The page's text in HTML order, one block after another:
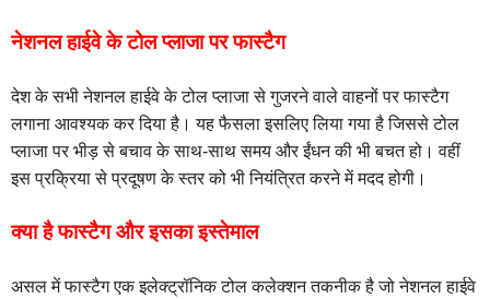
नेशनल हाईवे के टोल प्लाजा पर फास्टैग
देश के सभी नेशनल हाईवे के टोल प्लाजा से गुजरने वाले वाहनों पर फास्टैग
लगाना आवश्यक कर दिया है। यह फैसला इसलिए लिया गया है जिससे टोल
प्लाजा पर भीड़ से बचाव के साथ-साथ समय और ईंधन की भी बचत हो। वहीं
इस प्रक्रिया से प्रदूषण के स्तर को भी नियंत्रित करने में मदद होगी।
क्या है फास्टैग और इसका इस्तेमाल
असल में फास्टैग एक इलेक्ट्रॉनिक टोल कलेक्शन तकनीक है जो नेशनल हाईवे